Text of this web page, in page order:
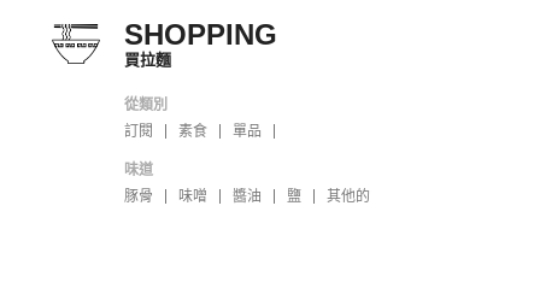
SHOPPING
買拉麵
從類別
訂閱
素食 單品
味道
豚骨
味噌 醬油 鹽 其他的